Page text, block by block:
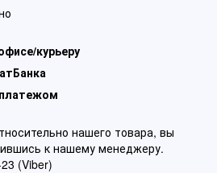
курьеру
нашего товара, вы
к нашему менеджеру.
(Viber)